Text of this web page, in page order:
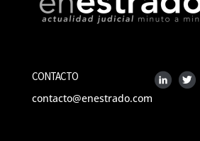
CONTACTO
contacto@enestrado.com